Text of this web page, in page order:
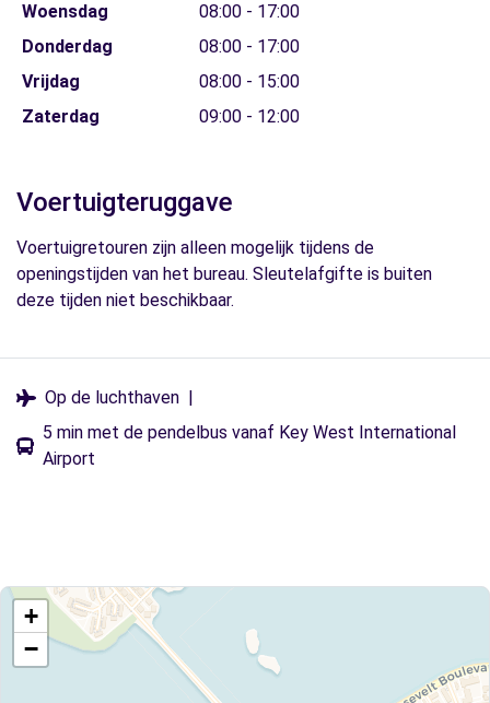
Woensdag
08:00 - 17:00
Donderdag
08:00 - 17:00
Vrijdag
08:00 - 15:00
Zaterdag
09:00 - 12:00
Voertuigteruggave
Voertuigretouren zijn alleen mogelijk tijdens de
openingstijden van het bureau. Sleutelafgifte is buiten
deze tijden niet beschikbaar.
Op de luchthaven |
5 min met de pendelbus vanaf Key West International
Airport
+
−